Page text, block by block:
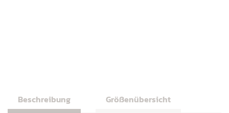
Beschreibung Größenübersicht